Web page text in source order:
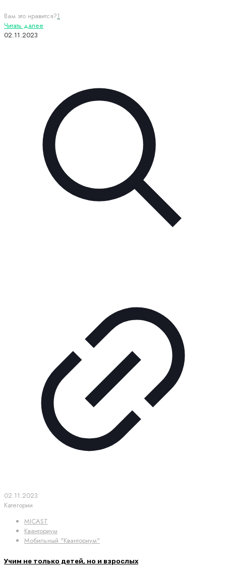
Вам это нравится?1
Читать далее
02.11.2023
02.11.2023
Категории
MICAST
Кванториум
Мобильный "Кванториум"
Учим не только детей, но и взрослых